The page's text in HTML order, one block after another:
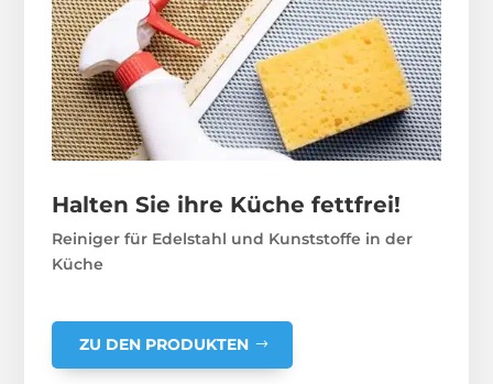
Halten Sie ihre Küche fettfrei!
Reiniger für Edelstahl und Kunststoffe in der
Küche
ZU DEN PRODUKTEN